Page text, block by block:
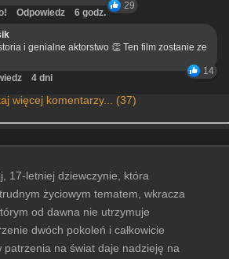
29
Odpowiedz
6 godz.
i genialne aktorstwo 👏 Ten film zostanie ze
14
4 dni
więcej komentarzy... (37)
17-letniej dziewczynie, która
życiowym tematem, wkracza
od dawna nie utrzymuje
dwóch pokoleń i całkowicie
patrzenia na świat daje nadzieję na